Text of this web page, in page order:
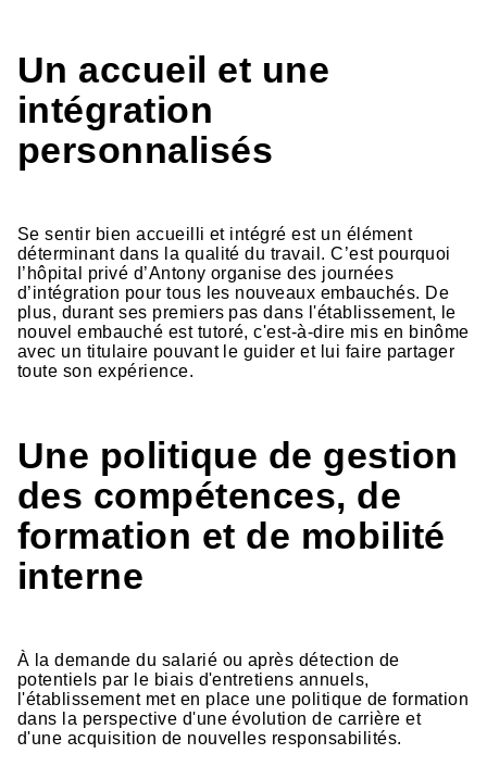
Un accueil et une
intégration
personnalisés
Se sentir bien accueilli et intégré est un élément
déterminant dans la qualité du travail. C’est pourquoi
l’hôpital privé d’Antony organise des journées
d’intégration pour tous les nouveaux embauchés. De
plus, durant ses premiers pas dans l'établissement, le
nouvel embauché est tutoré, c'est-à-dire mis en binôme
avec un titulaire pouvant le guider et lui faire partager
toute son expérience.
Une politique de gestion
des compétences, de
formation et de mobilité
interne
À la demande du salarié ou après détection de
potentiels par le biais d'entretiens annuels,
l'établissement met en place une politique de formation
dans la perspective d'une évolution de carrière et
d'une acquisition de nouvelles responsabilités.